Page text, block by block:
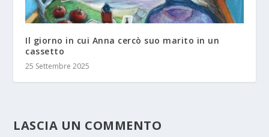
Il giorno in cui Anna cercò suo marito in un
cassetto
25 Settembre 2025
LASCIA UN COMMENTO